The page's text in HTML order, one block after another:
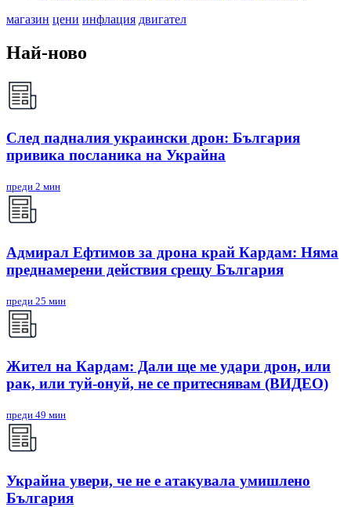
магазин цени инфлация двигател
Най-ново
След падналия украински дрон: България
привика посланика на Украйна
преди 2 мин
Адмирал Ефтимов за дрона край Кардам: Няма
преднамерени действия срещу България
преди 25 мин
Жител на Кардам: Дали ще ме удари дрон, или
рак, или туй-онуй, не се притеснявам (ВИДЕО)
преди 49 мин
Украйна увери, че не е атакувала умишлено
България